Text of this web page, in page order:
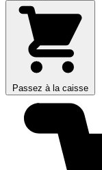
Passez à la caisse